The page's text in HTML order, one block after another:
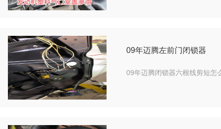
09年迈腾左前门闭锁器
09年迈腾闭锁器六根线剪短怎